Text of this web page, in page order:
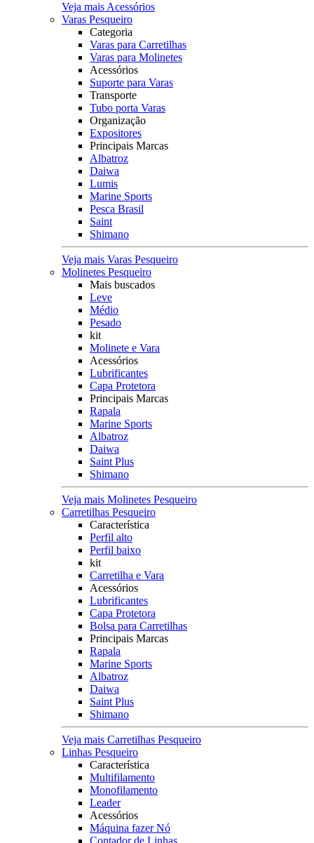
Veja mais Acessórios
Varas Pesqueiro
Categoria
Varas para Carretilhas
Varas para Molinetes
Acessórios
Suporte para Varas
Transporte
Tubo porta Varas
Organização
Expositores
Principais Marcas
Albatroz
Daiwa
Lumis
Marine Sports
Pesca Brasil
Saint
Shimano
Veja mais Varas Pesqueiro
Molinetes Pesqueiro
Mais buscados
Leve
Médio
Pesado
kit
Molinete e Vara
Acessórios
Lubrificantes
Capa Protetora
Principais Marcas
Rapala
Marine Sports
Albatroz
Daiwa
Saint Plus
Shimano
Veja mais Molinetes Pesqueiro
Carretilhas Pesqueiro
Característica
Perfil alto
Perfil baixo
kit
Carretilha e Vara
Acessórios
Lubrificantes
Capa Protetora
Bolsa para Carretilhas
Principais Marcas
Rapala
Marine Sports
Albatroz
Daiwa
Saint Plus
Shimano
Veja mais Carretilhas Pesqueiro
Linhas Pesqueiro
Característica
Multifilamento
Monofilamento
Leader
Acessórios
Máquina fazer Nó
Contador de Linhas